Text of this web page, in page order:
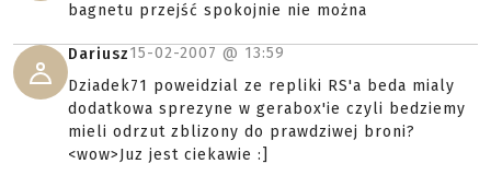
bagnetu przejść spokojnie nie można
Dariusz15-02-2007 @ 13:59
Dziadek71 poweidzial ze repliki RS'a beda mialy
dodatkowa sprezyne w gerabox'ie czyli bedziemy
mieli odrzut zblizony do prawdziwej broni?
<wow>Juz jest ciekawie :]